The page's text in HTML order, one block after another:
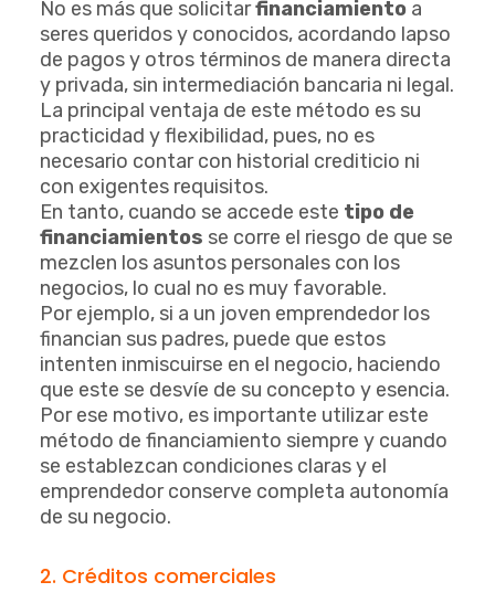
No es más que solicitarfinanciamiento a
seres queridos y conocidos, acordando lapso
de pagos y otros términos de manera directa
y privada, sin intermediación bancaria ni legal.
La principal ventaja de este método es su
practicidad y flexibilidad, pues, no es
necesario contar con historial crediticio ni
con exigentes requisitos.
En tanto, cuando se accede este tipo de
financiamientos se corre el riesgo de que se
mezclen los asuntos personales con los
negocios, lo cual no es muy favorable.
Por ejemplo, si a un joven emprendedor los
financian sus padres, puede que estos
intenten inmiscuirse en el negocio, haciendo
que este se desvíe de su concepto y esencia.
Por ese motivo, es importante utilizar este
método de financiamiento siempre y cuando
se establezcan condiciones claras y el
emprendedor conserve completa autonomía
de su negocio.
2. Créditos comerciales